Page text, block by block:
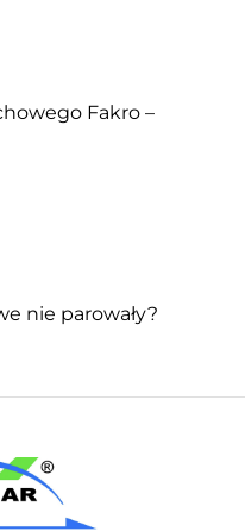
Fakro –
nie parowały?